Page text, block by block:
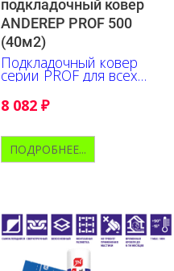
подкладочный ковер
ANDEREP PROF 500
(40м2)
Подкладочный ковер
серии PROF для всех
типов битумной черепицы
8 082 ₽
ПОДРОБНЕЕ...